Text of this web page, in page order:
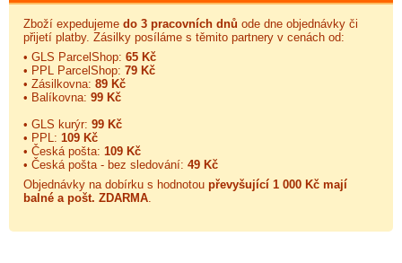
Zboží expedujeme do 3 pracovních dnů ode dne objednávky či
přijetí platby. Zásilky posíláme s těmito partnery v cenách od:
• GLS ParcelShop: 65 Kč
• PPL ParcelShop: 79 Kč
• Zásilkovna: 89 Kč
• Balíkovna: 99 Kč
• GLS kurýr: 99 Kč
• PPL: 109 Kč
• Česká pošta: 109 Kč
• Česká pošta - bez sledování: 49 Kč
Objednávky na dobírku s hodnotou převyšující 1 000 Kč mají
balné a pošt. ZDARMA.